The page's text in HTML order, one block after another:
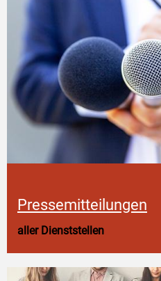
Pressemitteilungen
aller Dienststellen